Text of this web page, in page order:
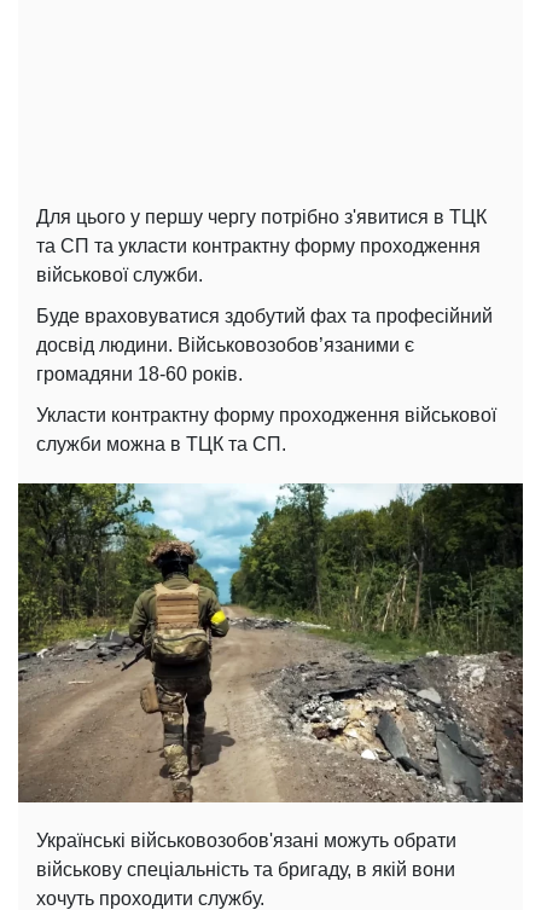
Для цього у першу чергу потрібно з'явитися в ТЦК
та СП та укласти контрактну форму проходження
військової служби.
Буде враховуватися здобутий фах та професійний
досвід людини. Військовозобов’язаними є
громадяни 18-60 років.
Укласти контрактну форму проходження військової
служби можна в ТЦК та СП.
Українські військовозобов'язані можуть обрати
військову спеціальність та бригаду, в якій вони
хочуть проходити службу.